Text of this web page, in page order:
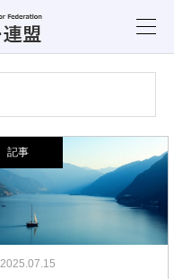
記事
2025.07.15